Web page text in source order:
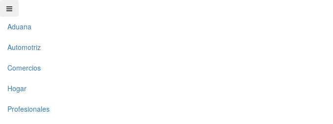
Aduana
Automotriz
Comercios
Hogar
Profesionales